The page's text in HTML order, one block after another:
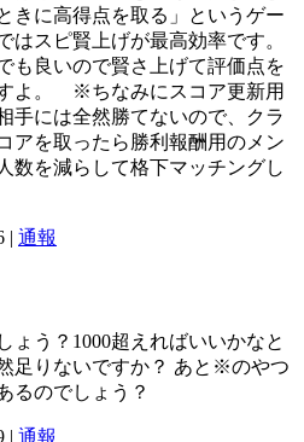
きに高得点を取る」というゲー
はスピ賢上げが最高効率です。
も良いので賢さ上げて評価点を
よ。 ※ちなみにスコア更新用
手には全然勝てないので、クラ
アを取ったら勝利報酬用のメン
数を減らして格下マッチングし
| 通報
ょう？1000超えればいいかなと
足りないですか？ あと※のやつ
るのでしょう？
| 通報